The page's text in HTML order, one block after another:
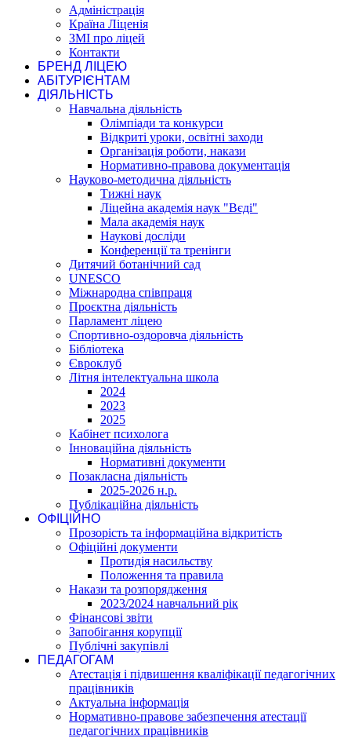
Адміністрація
Країна Ліценія
ЗМІ про ліцей
Контакти
БРЕНД ЛІЦЕЮ
АБІТУРІЄНТАМ
ДІЯЛЬНІСТЬ
Навчальна діяльність
Олімпіади та конкурси
Відкриті уроки, освітні заходи
Організація роботи, накази
Нормативно-правова документація
Науково-методична діяльність
Тижні наук
Ліцейна академія наук "Вєді"
Мала академія наук
Наукові досліди
Конференції та тренінги
Дитячий ботанічний сад
UNESCO
Міжнародна співпраця
Проєктна діяльність
Парламент ліцею
Спортивно-оздоровча діяльність
Бібліотека
Євроклуб
Літня інтелектуальна школа
2024
2023
2025
Кабінет психолога
Інноваційна діяльність
Нормативні документи
Позакласна діяльність
2025-2026 н.р.
Публікаційна діяльність
ОФІЦІЙНО
Прозорість та інформаційна відкритість
Офіційні документи
Протидія насильству
Положення та правила
Накази та розпорядження
2023/2024 навчальний рік
Фінансові звіти
Запобігання корупції
Публічні закупівлі
ПЕДАГОГАМ
Атестація і підвишення кваліфікації педагогічних
працівників
Актуальна інформація
Нормативно-правове забезпечення атестації
педагогічних працівників